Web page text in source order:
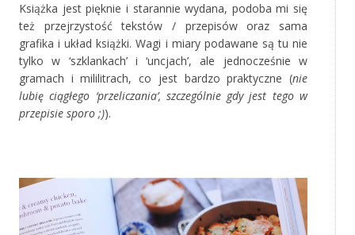
Książka jest pięknie i starannie wydana, podoba mi się
też przejrzystość tekstów / przepisów oraz sama
grafika i układ książki. Wagi i miary podawane są tu nie
tylko w ‘szklankach’ i ‘uncjach’, ale jednocześnie w
gramach i mililitrach, co jest bardzo praktyczne (nie
lubię ciągłego ‘przeliczania’, szczególnie gdy jest tego w
przepisie sporo ;)).